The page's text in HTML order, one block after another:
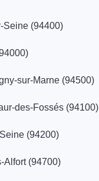
Seine (94400)
sur-Marne (94500)
des-Fossés (94100)
(94200)
Alfort (94700)